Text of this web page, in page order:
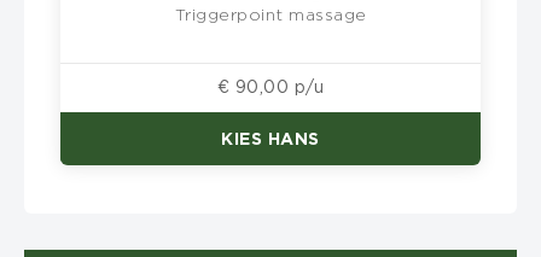
Triggerpoint massage
€ 90,00 p/u
KIES HANS